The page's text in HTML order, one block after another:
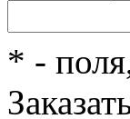
* -